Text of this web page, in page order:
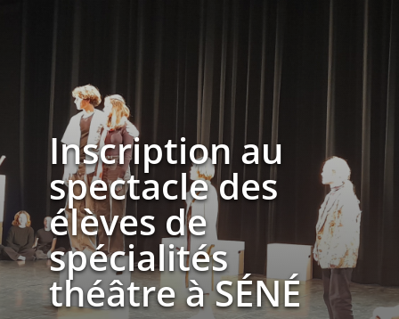
Inscription au
spectacle des
élèves de
spécialités
théâtre à SÉNÉ